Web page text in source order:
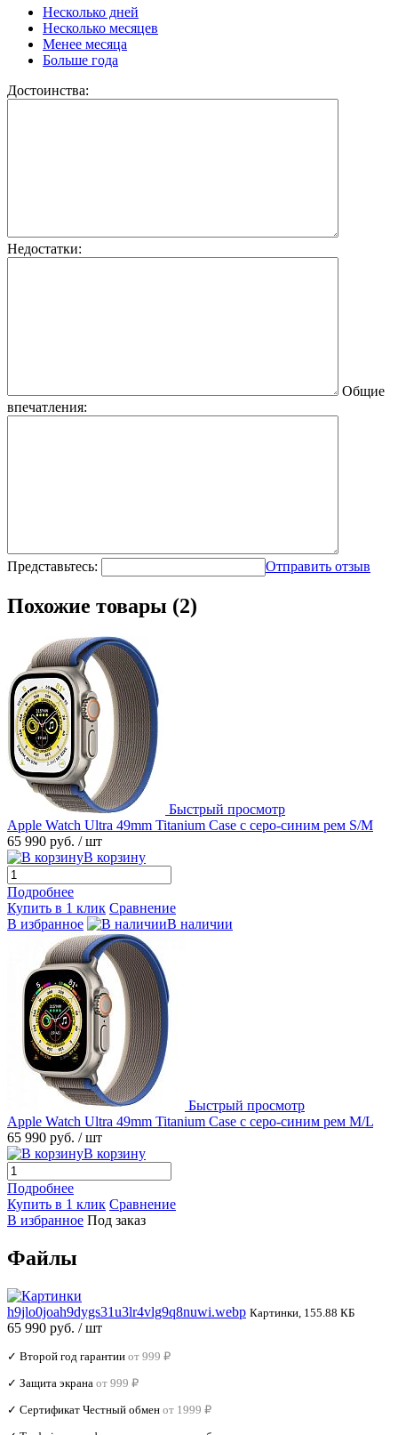
Несколько дней
Несколько месяцев
Менее месяца
Больше года
Достоинства:
Недостатки:
Общие
впечатления:
Представьтесь: Отправить отзыв
Похожие товары (2)
Быстрый просмотр
Apple Watch Ultra 49mm Titanium Case с серо-синим рем S/M
65 990 руб. / шт
В корзину
Подробнее
Купить в 1 клик Сравнение
В избранное
В наличии
Быстрый просмотр
Apple Watch Ultra 49mm Titanium Case с серо-синим рем M/L
65 990 руб. / шт
В корзину
Подробнее
Купить в 1 клик Сравнение
В избранное Под заказ
Файлы
h9jlo0joah9dygs31u3lr4vlg9q8nuwi.webp Картинки, 155.88 КБ
65 990 руб. / шт
✓ Второй год гарантии от 999 ₽
✓ Защита экрана от 999 ₽
✓ Сертификат Честный обмен от 1999 ₽